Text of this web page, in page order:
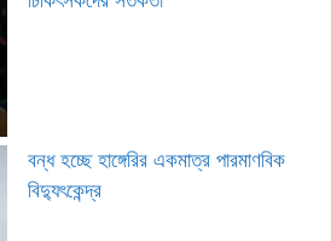
বন্ধ হচ্ছে হাঙ্গেরির একমাত্র পারমাণবিক
বিদ্যুৎকেন্দ্র